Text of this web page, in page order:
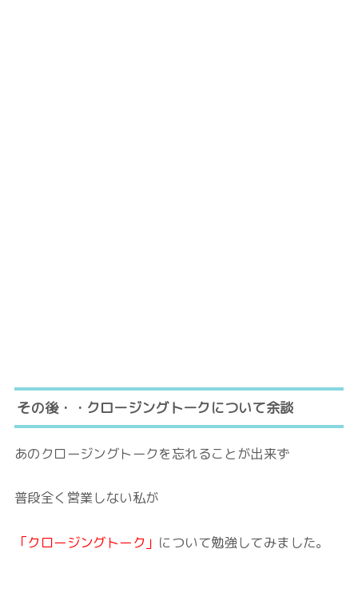
その後・・クロージングトークについて余談
あのクロージングトークを忘れることが出来ず
普段全く営業しない私が
「クロージングトーク」 について勉強してみました。